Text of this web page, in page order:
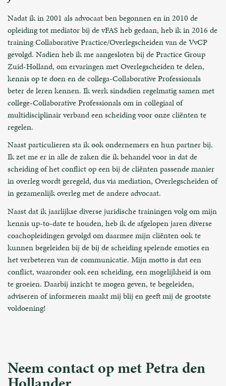
Nadat ik in 2001 als advocaat ben begonnen en in 2010 de
opleiding tot mediator bij de vFAS heb gedaan, heb ik in 2016 de
training Collaborative Practice/Overlegscheiden van de VvCP
gevolgd. Nadien heb ik me aangesloten bij de Practice Group
Zuid-Holland, om ervaringen met Overlegscheiden te delen,
kennis op te doen en de collega-Collaborative Professionals
beter de leren kennen. Ik werk sindsdien regelmatig samen met
college-Collaborative Professionals om in collegiaal of
multidisciplinair verband een scheiding voor onze cliënten te
regelen.
Naast particulieren sta ik ook ondernemers en hun partner bij.
Ik zet me er in alle de zaken die ik behandel voor in dat de
scheiding of het conflict op een bij de cliënten passende manier
in overleg wordt geregeld, dus via mediation, Overlegscheiden of
in gezamenlijk overleg met de andere advocaat.
Naast dat ik jaarlijkse diverse juridische trainingen volg om mijn
kennis up-to-date te houden, heb ik de afgelopen jaren diverse
coachopleidingen gevolgd om daarmee mijn cliënten ook te
kunnen begeleiden bij de bij de scheiding spelende emoties en
het verbeteren van de communicatie. Mijn motto is dat een
conflict, waaronder ook een scheiding, een mogelijkheid is om
te groeien. Daarbij inzicht te mogen geven, te begeleiden,
adviseren of informeren maakt mij blij en geeft mij de grootste
voldoening!
Neem contact op met Petra den